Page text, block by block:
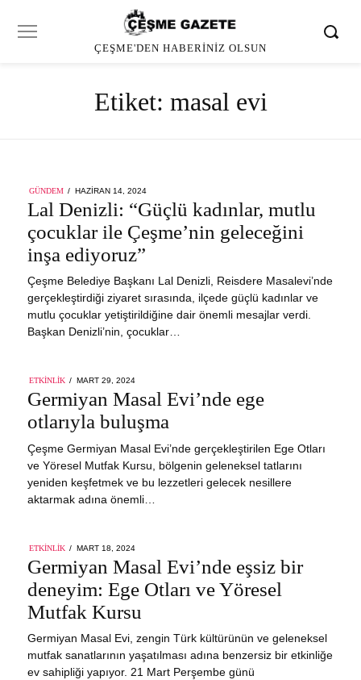
ÇEŞME'DEN HABERINIZ OLSUN
Etiket: masal evi
GÜNDEM
POSTED
HAZIRAN 14, 2024
Lal Denizli: “Güçlü kadınlar, mutlu
çocuklar ile Çeşme’nin geleceğini
inşa ediyoruz”
Çeşme Belediye Başkanı Lal Denizli, Reisdere Masalevi’nde
gerçekleştirdiği ziyaret sırasında, ilçede güçlü kadınlar ve
mutlu çocuklar yetiştirildiğine dair önemli mesajlar verdi.
Başkan Denizli’nin, çocuklar…
ETKINLIK
POSTED
ON
MART 29, 2024
Germiyan Masal Evi’nde ege
otlarıyla buluşma
Çeşme Germiyan Masal Evi’nde gerçekleştirilen Ege Otları
ve Yöresel Mutfak Kursu, bölgenin geleneksel tatlarını
yeniden keşfetmek ve bu lezzetleri gelecek nesillere
aktarmak adına önemli…
ETKINLIK
POSTED
ON
MART 18, 2024
Germiyan Masal Evi’nde eşsiz bir
deneyim: Ege Otları ve Yöresel
Mutfak Kursu
Germiyan Masal Evi, zengin Türk kültürünün ve geleneksel
mutfak sanatlarının yaşatılması adına benzersiz bir etkinliğe
ev sahipliği yapıyor. 21 Mart Perşembe günü